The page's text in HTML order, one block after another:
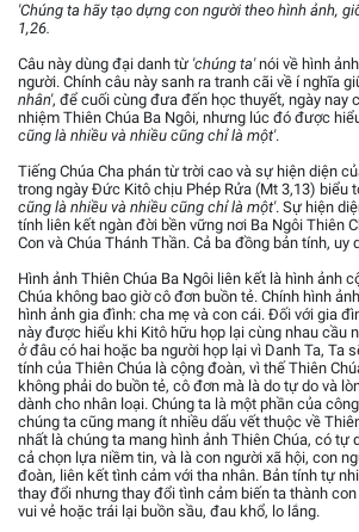
'Chúng ta hãy tạo dựng con người theo hình ảnh,
1,26.
Câu này dùng đại danh từ 'chúng ta'nói về hình
người. Chính câu này sanh ra tranh cãi về í nghĩa
nhân', để cuối cùng đưa đến học thuyết, ngày nay
nhiệm Thiên Chúa Ba Ngôi, nhưng lúc đó được
cũng là nhiều và nhiều cũng chỉ là một'.
Tiếng Chúa Cha phán từ trời cao và sự hiện diện
trong ngày Đức Kitô chịu Phép Rửa (Mt 3,13) biểu
cũng là nhiều và nhiều cũng chỉ là một'. Sự hiện
tính liên kết ngàn đời bền vững nơi Ba Ngôi Thiên
Con và Chúa Thánh Thần. Cả ba đồng bản tính, uy
Hình ảnh Thiên Chúa Ba Ngôi liên kết là hình ảnh
Chúa không bao giờ cô đơn buồn tẻ. Chính hình
hình ảnh gia đình: cha mẹ và con cái. Đối với gia
này được hiểu khi Kitô hữu họp lại cùng nhau cầu
ở đâu có hai hoặc ba người họp lại vì Danh Ta, Ta
tính của Thiên Chúa là cộng đoàn, vì thế Thiên
không phải do buồn tẻ, cô đơn mà là do tự do và
dành cho nhân loại. Chúng ta là một phần của
chúng ta cũng mang ít nhiều dấu vết thuộc về
nhất là chúng ta mang hình ảnh Thiên Chúa, có tự
cả chọn lựa niềm tin, và là con người xã hội, con
đoàn, liên kết tình cảm với tha nhân. Bản tính tự
thay đổi nhưng thay đổi tình cảm biến ta thành
vui vẻ hoặc trái lại buồn sầu, đau khổ, lo lắng.